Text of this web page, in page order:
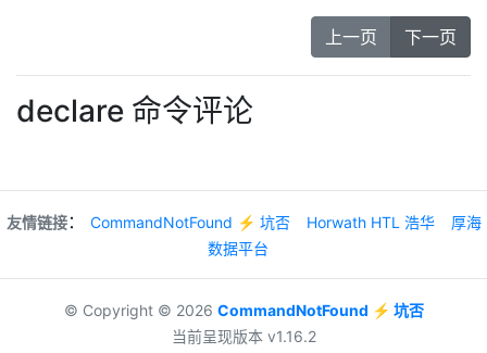
上一页 下一页
declare 命令评论
友情链接： CommandNotFound ⚡️ 坑否 Horwath HTL 浩华
厚海
数据平台
© Copyright © 2026 CommandNotFound ⚡️ 坑否
当前呈现版本 v1.16.2